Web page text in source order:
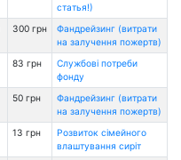
статья!)
300 грн
Фандрейзинг (витрати
на залучення пожертв)
83 грн
Службові потреби
фонду
50 грн
Фандрейзинг (витрати
на залучення пожертв)
13 грн
Розвиток сімейного
влаштування сиріт